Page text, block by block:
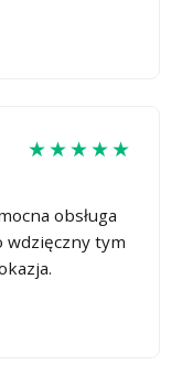
★★★★★
obsługa
wdzięczny tym